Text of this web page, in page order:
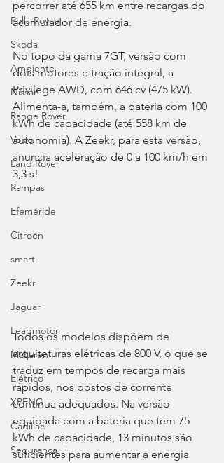
Rolls-Royce
Skoda
Ambiente
Nissan
Range Rover
Volvo
Land Rover
Rampas
Efeméride
Citroën
smart
Zeekr
Jaguar
Leapmotor
McLaren
Elétrico
XPENG
Cadillac
Segurança
percorrer até 655 km entre recargas do
acumulador de energia.
No topo da gama 7GT, versão com
dois motores e tração integral, a
Privilege AWD, com 646 cv (475 kW).
Alimenta-a, também, a bateria com 100
kWh de capacidade (até 558 km de
autonomia). A Zeekr, para esta versão,
anuncia aceleração de 0 a 100 km/h em
3,3 s!
Todos os modelos dispõem de
arquiteturas elétricas de 800 V, o que se
traduz em tempos de recarga mais
rápidos, nos postos de corrente
contínua adequados. Na versão
equipada com a bateria que tem 75
kWh de capacidade, 13 minutos são
suficientes para aumentar a energia